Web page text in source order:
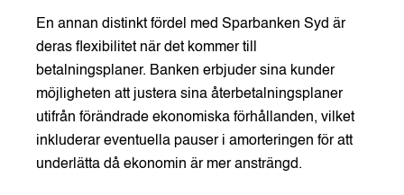
En annan distinkt fördel med Sparbanken Syd är
deras flexibilitet när det kommer till
betalningsplaner. Banken erbjuder sina kunder
möjligheten att justera sina återbetalningsplaner
utifrån förändrade ekonomiska förhållanden, vilket
inkluderar eventuella pauser i amorteringen för att
underlätta då ekonomin är mer ansträngd.